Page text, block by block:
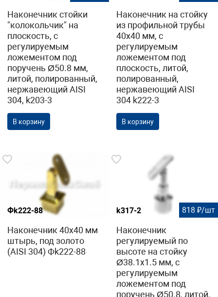
Наконечник стойки
"колокольчик" на
плоскость, с
регулируемым
ложементом под
поручень Ø50.8 мм,
литой, полированный,
нержавеющий AISI
304, k203-3
В корзину
Наконечник на стойку
из профильной трубы
40х40 мм, с
регулируемым
ложементом под
плоскость, литой,
полированный,
нержавеющий AISI
304 k222-3
В корзину
Фk222-88
Наконечник 40х40 мм
штырь, под золото
(AISI 304) Фk222-88
k317-2 818 ₽/шт
Наконечник
регулируемый по
высоте на стойку
Ø38.1х1.5 мм, с
регулируемым
ложементом под
поручень Ø50.8, литой,